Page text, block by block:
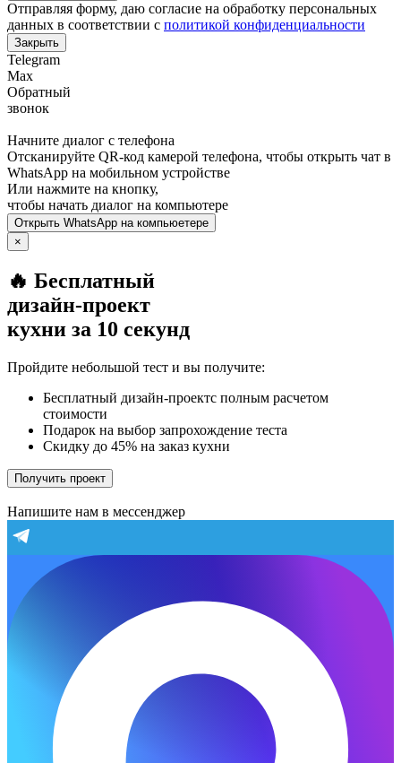
Отправляя форму, даю согласие на обработку персональных
данных в соответствии с политикой конфиденциальности
Закрыть
Telegram
Max
Обратный
звонок
Начните диалог с телефона
Отсканируйте QR-код камерой телефона, чтобы открыть чат в
WhatsApp на мобильном устройстве
Или нажмите на кнопку,
чтобы начать диалог на компьютере
Открыть WhatsApp на компьюетере
×
🔥 Бесплатный
дизайн-проект
кухни за 10 секунд
Пройдите небольшой тест и вы получите:
Бесплатный дизайн-проектс полным расчетом
стоимости
Подарок на выбор запрохождение теста
Скидку до 45% на заказ кухни
Получить проект
Напишите нам в мессенджер